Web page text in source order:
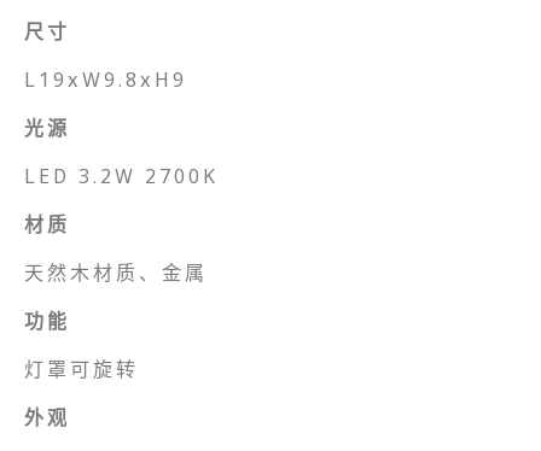
尺寸
L19xW9.8xH9
光源
LED 3.2W 2700K
材质
天然木材质、金属
功能
灯罩可旋转
外观